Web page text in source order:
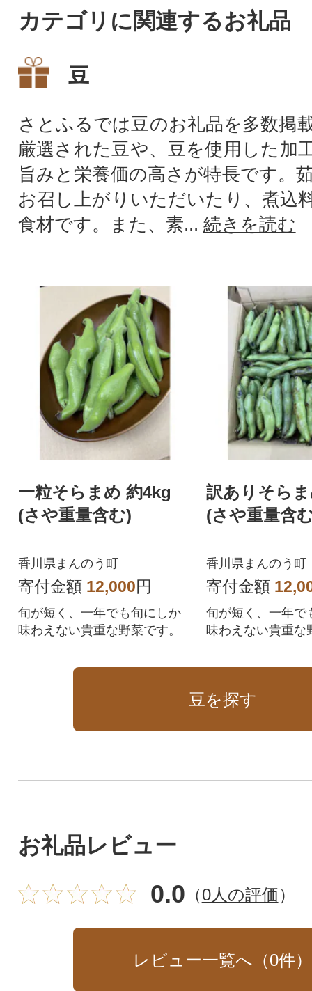
カテゴリに関連するお礼品
豆
さとふるでは豆のお礼品を多数掲
厳選された豆や、豆を使用した加
旨みと栄養価の高さが特長です。
お召し上がりいただいたり、煮込
食材です。また、素... 続きを読む
一粒そらまめ 約4kg
(さや重量含む)
香川県まんのう町
寄付金額 12,000円
旬が短く、一年でも旬にしか
味わえない貴重な野菜です。
訳ありそら
(さや重量含
香川県まんのう町
寄付金額
旬が短く、一年で
味わえない貴重な
豆を探す
お礼品レビュー
0.0 （0人の評価）
レビュー一覧へ（0件）